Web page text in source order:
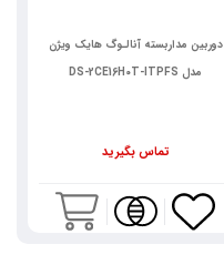
دوربین مداربسته آنالـوگ هایک ویژن
مدل DS-2CE16H0T-ITPFS
تماس بگیرید